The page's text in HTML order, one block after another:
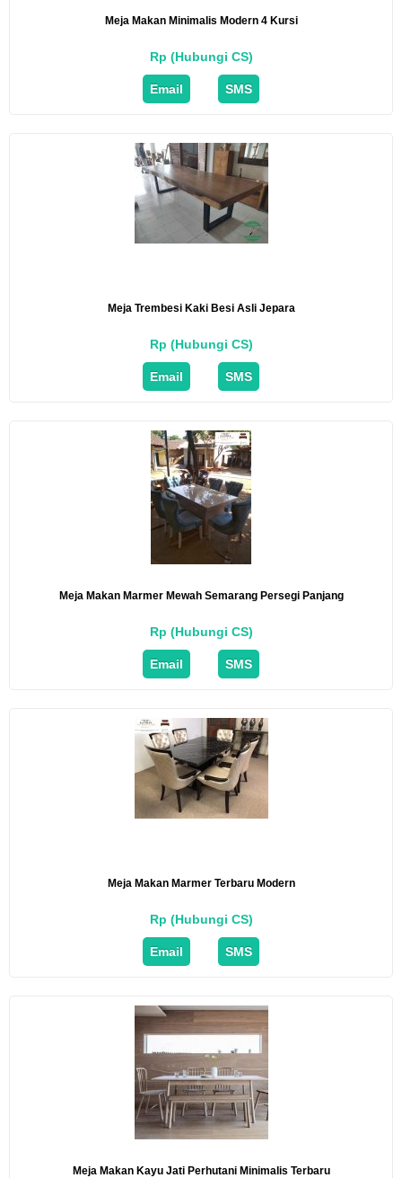
Meja Makan Minimalis Modern 4 Kursi
Rp (Hubungi CS)
Email SMS
Meja Trembesi Kaki Besi Asli Jepara
Rp (Hubungi CS)
Email SMS
Meja Makan Marmer Mewah Semarang Persegi Panjang
Rp (Hubungi CS)
Email SMS
Meja Makan Marmer Terbaru Modern
Rp (Hubungi CS)
Email SMS
Meja Makan Kayu Jati Perhutani Minimalis Terbaru